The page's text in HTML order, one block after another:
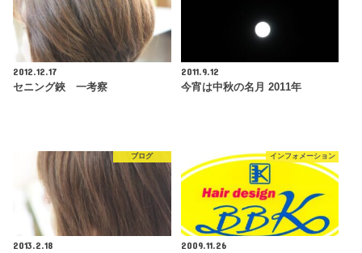
2012.12.17
セニング鋏 一考察
2011.9.12
今宵は中秋の名月 2011年
ブログ
2013.2.18
インフォメーション
2009.11.26